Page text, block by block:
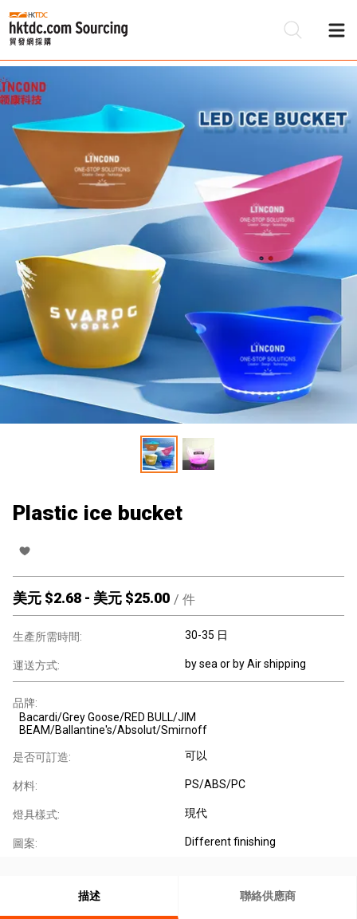
Plastic ice bucket
美元 $2.68 - 美元 $25.00 / 件
生產所需時間: 30-35 日
運送方式: by sea or by Air shipping
品牌:
Bacardi/Grey Goose/RED BULL/JIM
BEAM/Ballantine's/Absolut/Smirnoff
是否可訂造: 可以
材料: PS/ABS/PC
燈具樣式: 現代
圖案: Different finishing
描述 聯絡供應商